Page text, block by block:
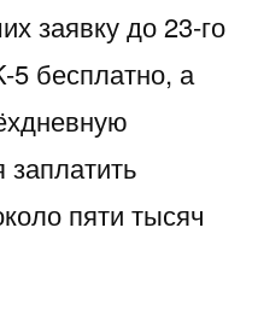
заявку до 23-го
5 бесплатно, а
заплатить
пяти тысяч